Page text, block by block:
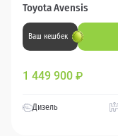
Toyota Avensis
Ваш кешбек
1 449 900 ₽
Дизель